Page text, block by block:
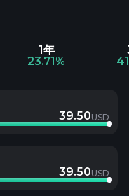
1年
23.71%
39.50USD
39.50USD